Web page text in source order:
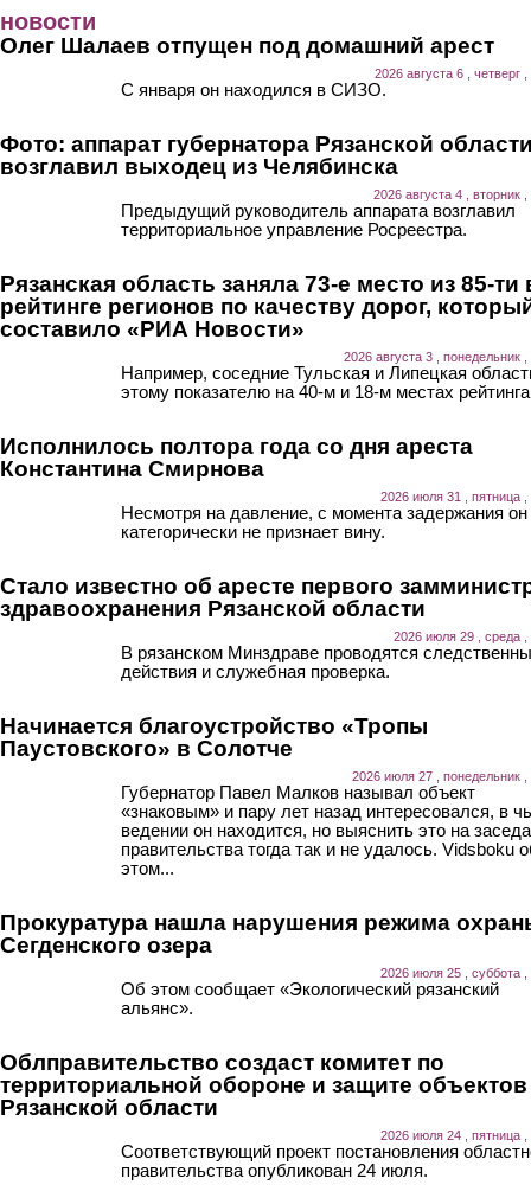
новости
Олег Шалаев отпущен под домашний арест
2026 августа 6 , четверг
С января он находился в СИЗО.
Фото: аппарат губернатора Рязанской
возглавил выходец из Челябинска
2026 августа 4 , вторник
Предыдущий руководитель аппарата возглавил
территориальное управление Росреестра.
Рязанская область заняла 73-е место из 85-ти
рейтинге регионов по качеству дорог,
составило «РИА Новости»
2026 августа 3 , понедельник ,
Например, соседние Тульская и Липецкая
этому показателю на 40-м и 18-м местах
Исполнилось полтора года со дня ареста
Константина Смирнова
2026 июля 31 , пятница ,
Несмотря на давление, с момента задержания он
категорически не признает вину.
Стало известно об аресте первого
здравоохранения Рязанской области
2026 июля 29 , среда ,
В рязанском Минздраве проводятся
действия и служебная проверка.
Начинается благоустройство «Тропы
Паустовского» в Солотче
2026 июля 27 , понедельник ,
Губернатор Павел Малков называл объект
«знаковым» и пару лет назад интересовался, в
ведении он находится, но выяснить это на
правительства тогда так и не удалось. Vidsboku
этом...
Прокуратура нашла нарушения режима
Сегденского озера
2026 июля 25 , суббота ,
Об этом сообщает «Экологический рязанский
альянс».
Облправительство создаст комитет по
территориальной обороне и защите объектов
Рязанской области
2026 июля 24 , пятница ,
Соответствующий проект постановления
правительства опубликован 24 июля.